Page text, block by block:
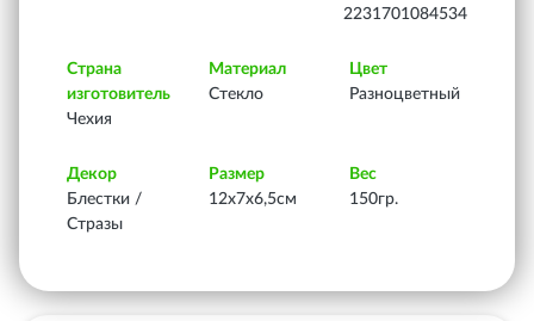
2231701084534
Страна
изготовитель
Чехия
Материал
Стекло
Цвет
Разноцветный
Декор
Блестки /
Стразы
Размер
12х7х6,5см
Вес
150гр.